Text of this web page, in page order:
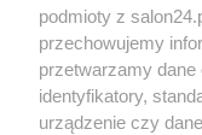
Społeczeństwo
Kultura
podmioty z
przechowujemy
przetwarzamy dane
identyfikatory,
urządzenie czy